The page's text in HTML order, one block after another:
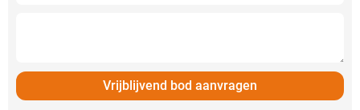
Vrijblijvend bod aanvragen